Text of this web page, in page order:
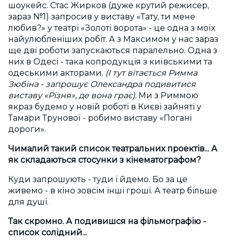
шоукейс. Стас Жирков (дуже крутий режисер,
зараз №1) запросив у виставу «Тату, ти мене
любив?» у театрі «Золоті ворота» - це одна з моїх
найулюбленіших робіт. А з Максимом у нас зараз
ще дві роботи запускаються паралельно. Одна з
них в Одесі - така копродукція з київськими та
одеськими акторами. (І тут вітається Римма
Зюбіна - запрошує Олександра подивитися
виставу «Різня», де вона грає). Ми з Риммою
якраз будемо у новій роботі в Києві зайняті у
Тамари Трунової - робимо виставу «Погані
дороги».
Чималий такий список театральних проектів... А
як складаються стосунки з кінематографом?
Куди запрошують - туди і йдемо. Бо за це
живемо - в кіно зовсім інші гроші. А театр більше
для душі.
Так скромно. А подивишся на фільмографію -
список солідний...